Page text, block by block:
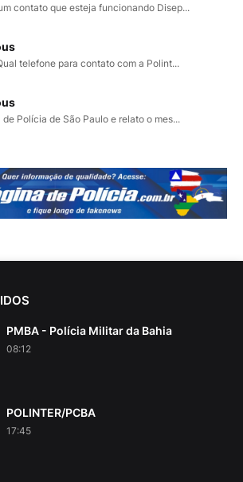
contato que esteja funcionando Disep...
telefone para contato com a Polint...
de Polícia de São Paulo e relato o mes...
PMBA - Polícia Militar da Bahia
08:12
POLINTER/PCBA
17:45